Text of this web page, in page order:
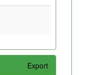
Export